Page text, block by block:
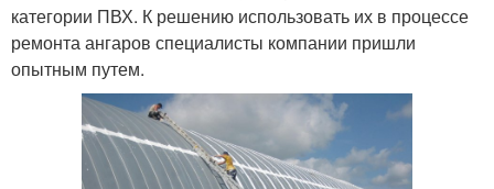
категории ПВХ. К решению использовать их в процессе
ремонта ангаров специалисты компании пришли
опытным путем.